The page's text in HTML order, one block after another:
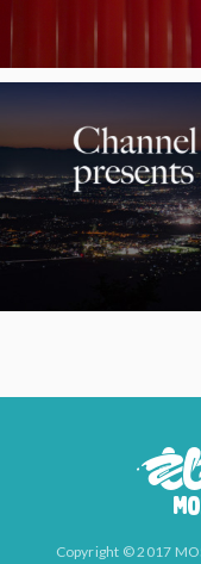
Copyright © 2017